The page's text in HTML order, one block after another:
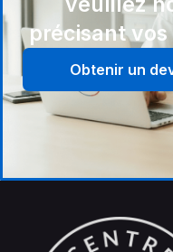
précisant
Obtenir un